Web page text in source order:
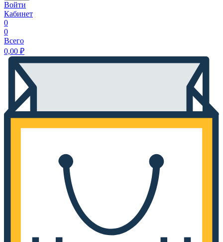
Войти
Кабинет
0
0
Всего
0,00 ₽